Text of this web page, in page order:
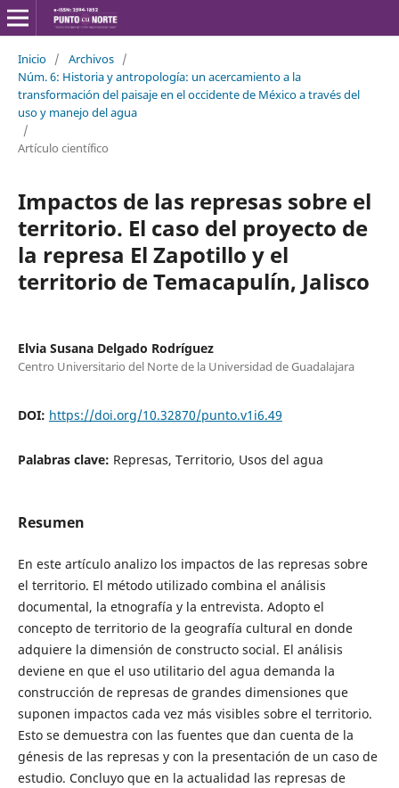
Inicio / Archivos /
Núm. 6: Historia y antropología: un acercamiento a la
transformación del paisaje en el occidente de México a través del
uso y manejo del agua
/
Artículo científico
Impactos de las represas sobre el
territorio. El caso del proyecto de
la represa El Zapotillo y el
territorio de Temacapulín, Jalisco
Elvia Susana Delgado Rodríguez
Centro Universitario del Norte de la Universidad de Guadalajara
DOI: https://doi.org/10.32870/punto.v1i6.49
Palabras clave: Represas, Territorio, Usos del agua
Resumen
En este artículo analizo los impactos de las represas sobre
el territorio. El método utilizado combina el análisis
documental, la etnografía y la entrevista. Adopto el
concepto de territorio de la geografía cultural en donde
adquiere la dimensión de constructo social. El análisis
deviene en que el uso utilitario del agua demanda la
construcción de represas de grandes dimensiones que
suponen impactos cada vez más visibles sobre el territorio.
Esto se demuestra con las fuentes que dan cuenta de la
génesis de las represas y con la presentación de un caso de
estudio. Concluyo que en la actualidad las represas de